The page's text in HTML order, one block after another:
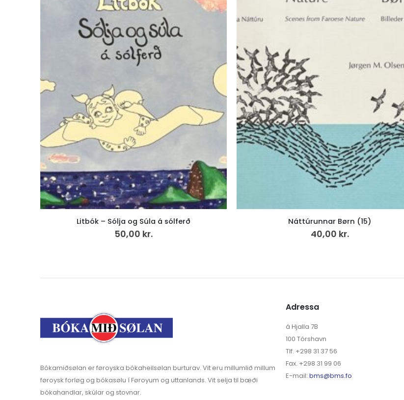
Litbók – Sólja og Súla á sólferð
kr.
Náttúrunnar Børn (15)
kr.
Bókamiðsølan er føroyska bókaheilsølan burturav. Vit eru millumlið millum
føroysk forløg og bókasølu í Føroyum og uttanlands. Vit selja til bæði
bókahandlar, skúlar og stovnar.
Adressa
á Hjalla 7B
100 Tórshavn
Tlf. +298 31 37 56
Fax. +298 31 99 06
E-mail: bms@bms.fo